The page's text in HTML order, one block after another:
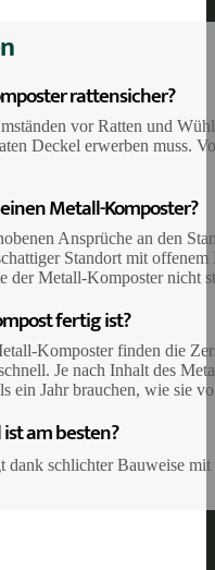
rattensicher?
vor Ratten und
Deckel erwerben muss.
Metall-Komposter?
Ansprüche an den
Standort mit
der Metall-Komposter nicht
fertig ist?
Komposter finden die
Je nach Inhalt des
ein Jahr brauchen, wie sie
am besten?
dank schlichter Bauweise